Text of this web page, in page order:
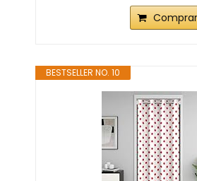
BESTSELLER NO. 10